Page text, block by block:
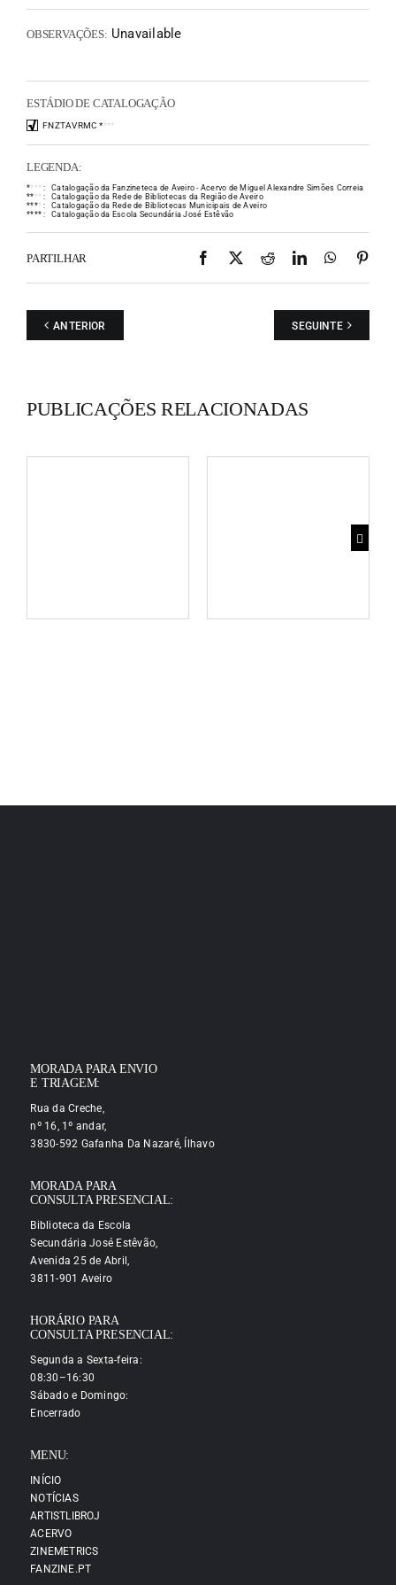
OBSERVAÇÕES: Unavailable
ESTÁDIO DE CATALOGAÇÃO
FNZTAVRMC ****
LEGENDA:
** * * :
Catalogação da Fanzineteca de Aveiro - Acervo de Miguel Alexandre Simões Correia
** * * :
Catalogação da Rede de Bibliotecas da Região de Aveiro
**** :
Catalogação da Rede de Bibliotecas Municipais de Aveiro
**** : Catalogação da Escola Secundária José Estêvão
PARTILHAR Facebook
X RedditLinkedIn
ANTERIOR SEGUINTE
PUBLICAÇÕES RELACIONADAS
MORADA PARA ENVIO
E TRIAGEM:
Rua da Creche,
nº 16, 1º andar,
3830-592 Gafanha Da Nazaré, Ílhavo
MORADA PARA
CONSULTA PRESENCIAL:
Biblioteca da Escola
Secundária José Estêvão,
Avenida 25 de Abril,
3811-901 Aveiro
HORÁRIO PARA
CONSULTA PRESENCIAL:
Segunda a Sexta-feira:
08:30–16:30
Sábado e Domingo:
Encerrado
MENU:
INÍCIO
NOTÍCIAS
ARTISTLIBROJ
ACERVO
ZINEMETRICS
FANZINE.PT